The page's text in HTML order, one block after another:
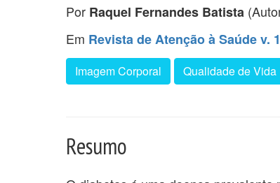
Por Raquel Fernandes Batista
Em Revista de Atenção à Saúde v.
Imagem Corporal Qualidade de Vida
Resumo